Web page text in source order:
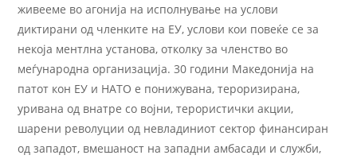
живееме во агонија на исполнување на услови
диктирани од членките на ЕУ, услови кои повеќе се за
некоја ментлна установа, отколку за членство во
меѓународна организација. 30 години Македонија на
патот кон ЕУ и НАТО е понижувана, тероризирана,
уривана од внатре со војни, терористички акции,
шарени револуции од невладиниот сектор финансиран
од западот, вмешаност на западни амбасади и служби,